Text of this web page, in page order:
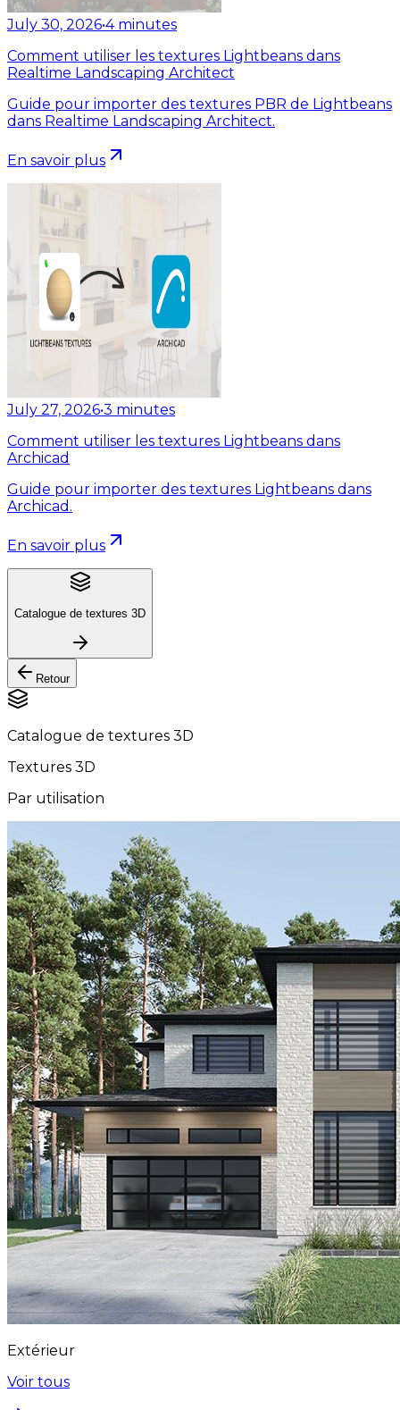
July 30, 2026•4 minutes
Comment utiliser les textures Lightbeans dans
Realtime Landscaping Architect
Guide pour importer des textures PBR de Lightbeans
dans Realtime Landscaping Architect.
En savoir plus
July 27, 2026•3 minutes
Comment utiliser les textures Lightbeans dans
Archicad
Guide pour importer des textures Lightbeans dans
Archicad.
En savoir plus
Catalogue de textures 3D
Retour
Catalogue de textures 3D
Textures 3D
Par utilisation
Extérieur
Voir tous